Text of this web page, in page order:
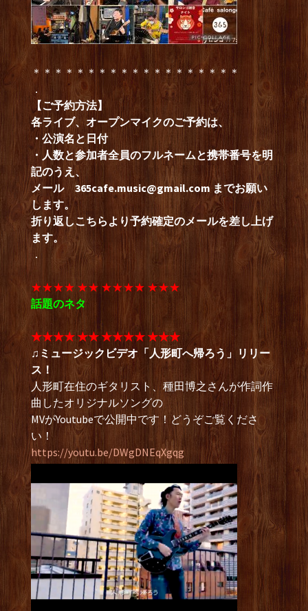
＊＊＊＊＊＊＊＊＊＊＊＊＊＊＊＊＊＊＊
．
【ご予約方法】
各ライブ、オープンマイクのご予約は、
・公演名と日付
・人数と参加者全員のフルネームと携帯番号を明
記のうえ、
メール365cafe.music@gmail.com までお願い
します。
折り返しこちらより予約確定のメールを差し上げ
ます。
．
★★★★ ★★ ★★★★ ★★★
話題のネタ
★★★★ ★★ ★★★★ ★★★
♫ミュージックビデオ「人形町へ帰ろう」リリー
ス！
人形町在住のギタリスト、種田博之さんが作詞作
曲したオリジナルソングの
MVがYoutubeで公開中です！どうぞご覧くださ
い！
https://youtu.be/DWgDNEqXgqg